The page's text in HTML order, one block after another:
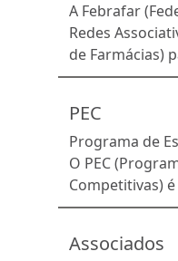
A Febrafar
Redes
de Farmácias)
institucional
Meio Ambiente
(MMA), em
avanços da
medicamentos
reuniu
PEC
Programa de
O PEC
Competitivas)
os produtos
exclusivos e
Associados